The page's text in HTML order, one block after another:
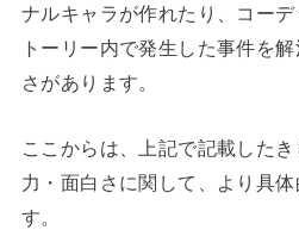
ナルキャラが作れたり、コー
トーリー内で発生した事件を
さがあります。
ここからは、上記で記載した
力・面白さに関して、より具
す。